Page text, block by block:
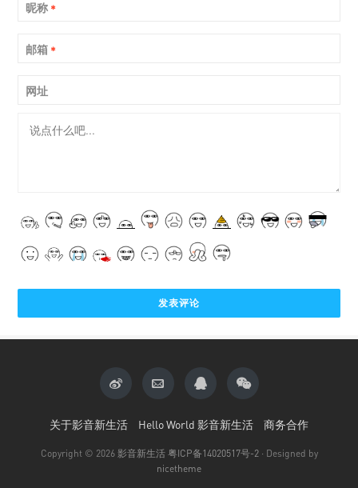
昵称 *
邮箱 *
网址
关于影音新生活 Hello World 影音新生活 商务合作
Copyright © 2026 影音新生活 粤ICP备14020517号-2 · Designed by
nicetheme